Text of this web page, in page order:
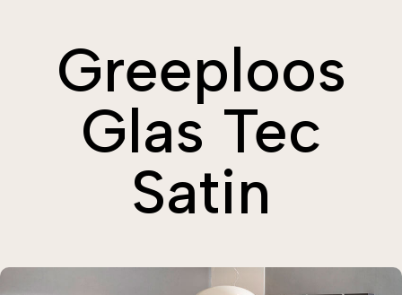
Greeploos
Glas Tec
Satin